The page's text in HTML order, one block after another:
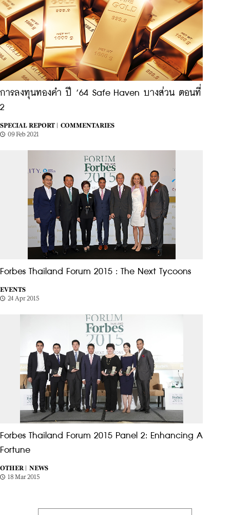
การลงทุนทองคำ ปี ’64 Safe Haven บางส่วน ตอนที่
2
SPECIAL REPORT |
COMMENTARIES
09 Feb 2021
Forbes Thailand Forum 2015 : The Next Tycoons
EVENTS
24 Apr 2015
Forbes Thailand Forum 2015 Panel 2: Enhancing A
Fortune
OTHER |
NEWS
18 Mar 2015